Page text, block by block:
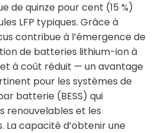
de quinze pour cent (15 %)
LFP typiques. Grâce à
contribue à l’émergence de
de batteries lithium-ion à
à coût réduit — un avantage
pour les systèmes de
batterie (BESS) qui
renouvelables et les
La capacité d’obtenir une